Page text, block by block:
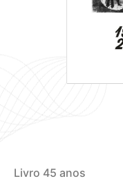
Livro 45 anos